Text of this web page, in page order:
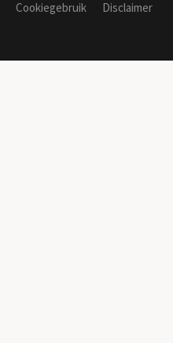
Cookiegebruik
Disclaimer